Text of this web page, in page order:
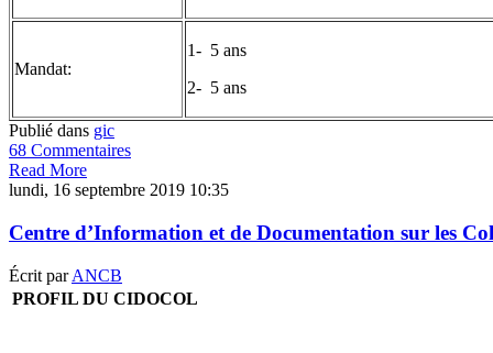
Mandat:
1- 5 ans
2- 5 ans
Publié dans gic
68 Commentaires
Read More
lundi, 16 septembre 2019 10:35
Centre d’Information et de Documentation sur les
Écrit parANCB
PROFIL DU CIDOCOL